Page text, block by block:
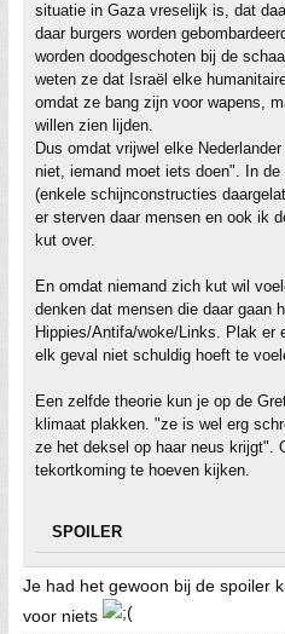
situatie in Gaza vreselijk is, dat
daar burgers worden
worden doodgeschoten bij de
weten ze dat Israël elke
omdat ze bang zijn voor wapens,
willen zien lijden.
Dus omdat vrijwel elke
niet, iemand moet iets doen". In
(enkele schijnconstructies
er sterven daar mensen en ook ik
kut over.
En omdat niemand zich kut wil
denken dat mensen die daar gaan
Hippies/Antifa/woke/Links. Plak er
elk geval niet schuldig hoeft te
Een zelfde theorie kun je op de
klimaat plakken. "ze is wel erg
ze het deksel op haar neus krijgt".
tekortkoming te hoeven kijken.
SPOILER
Je had het gewoon bij de spoiler
voor niets